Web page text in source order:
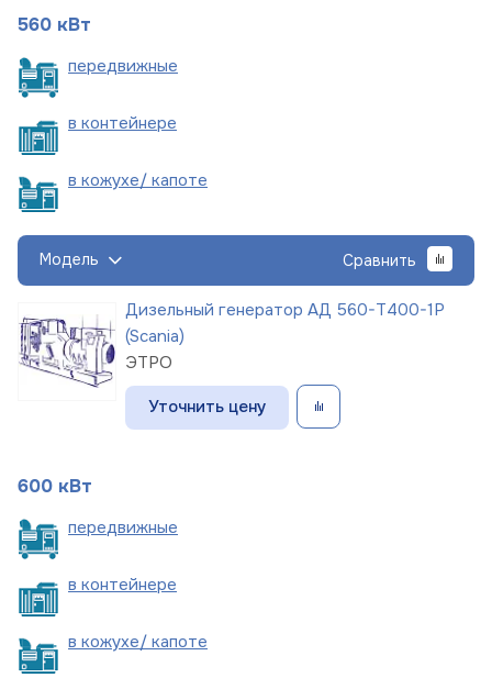
560 кВт
передвижные
в контейнере
в кожухе/ капоте
Модель Сравнить
Дизельный генератор АД 560-Т400-1Р
(Scania)
ЭТРО
Уточнить цену
600 кВт
передвижные
в контейнере
в кожухе/ капоте